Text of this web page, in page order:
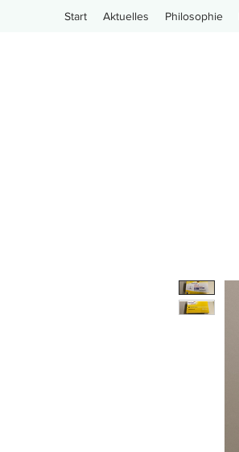
Start Aktuelles Philosophie